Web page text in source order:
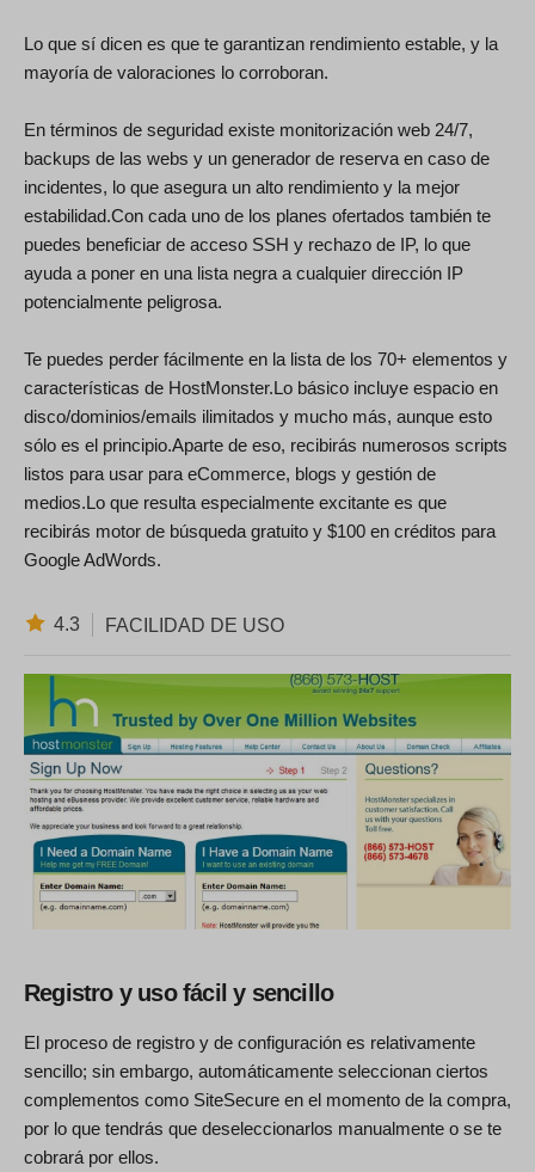
Lo que sí dicen es que te garantizan rendimiento estable, y la
mayoría de valoraciones lo corroboran.
En términos de seguridad existe monitorización web 24/7,
backups de las webs y un generador de reserva en caso de
incidentes, lo que asegura un alto rendimiento y la mejor
estabilidad.Con cada uno de los planes ofertados también te
puedes beneficiar de acceso SSH y rechazo de IP, lo que
ayuda a poner en una lista negra a cualquier dirección IP
potencialmente peligrosa.
Te puedes perder fácilmente en la lista de los 70+ elementos y
características de HostMonster.Lo básico incluye espacio en
disco/dominios/emails ilimitados y mucho más, aunque esto
sólo es el principio.Aparte de eso, recibirás numerosos scripts
listos para usar para eCommerce, blogs y gestión de
medios.Lo que resulta especialmente excitante es que
recibirás motor de búsqueda gratuito y $100 en créditos para
Google AdWords.
4.3 FACILIDAD DE USO
Registro y uso fácil y sencillo
El proceso de registro y de configuración es relativamente
sencillo; sin embargo, automáticamente seleccionan ciertos
complementos como SiteSecure en el momento de la compra,
por lo que tendrás que deseleccionarlos manualmente o se te
cobrará por ellos.